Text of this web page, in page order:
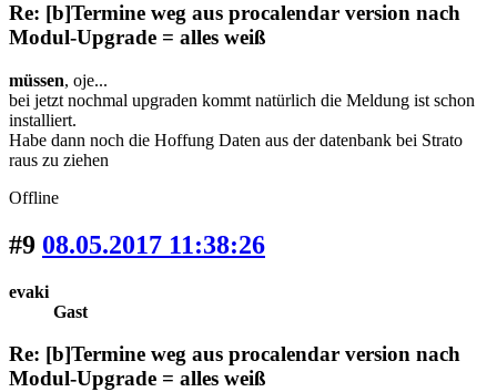
Re: [b]Termine weg aus procalendar version nach
Modul-Upgrade = alles weiß
müssen, oje...
bei jetzt nochmal upgraden kommt natürlich die Meldung ist schon
installiert.
Habe dann noch die Hoffung Daten aus der datenbank bei Strato
raus zu ziehen
Offline
#9 08.05.2017 11:38:26
evaki
Gast
Re: [b]Termine weg aus procalendar version nach
Modul-Upgrade = alles weiß